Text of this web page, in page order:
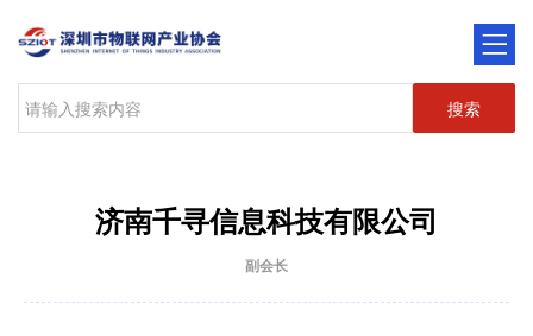
搜索
济南千寻信息科技有限公司
副会长